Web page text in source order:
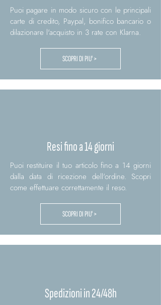
Puoi pagare in modo sicuro con le principali
carte di credito, Paypal, bonifico bancario o
dilazionare l'acquisto in 3 rate con Klarna.
SCOPRI DI PIU' >
Resi fino a 14 giorni
Puoi restituire il tuo articolo fino a 14 giorni
dalla data di ricezione dell'ordine. Scopri
come effettuare correttamente il reso.
SCOPRI DI PIU' >
Spedizioni in 24/48h